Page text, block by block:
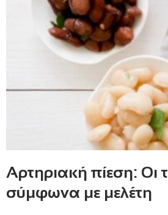
Αρτηριακή πίεση: Οι
σύμφωνα με μελέτη